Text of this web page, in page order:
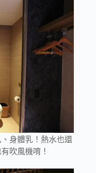
身體乳！熱水也還
吹風機唷！